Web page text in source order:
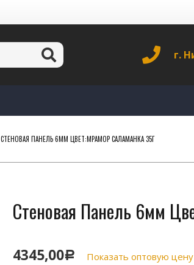
г.
СТЕНОВАЯ ПАНЕЛЬ 6ММ ЦВЕТ:МРАМОР САЛАМАНКА 35Г
Стеновая Панель 6мм
4345,00Р Показать оптовую цену